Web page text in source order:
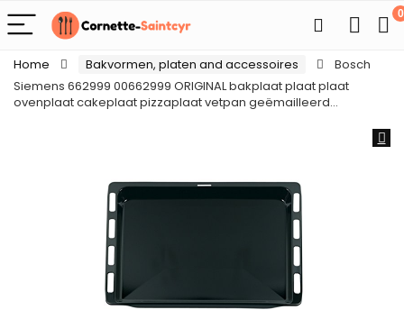
0
Home Bakvormen, platen and accessoires
Bosch
Siemens 662999 00662999 ORIGINAL bakplaat plaat plaat
ovenplaat cakeplaat pizzaplaat vetpan geëmailleerd…